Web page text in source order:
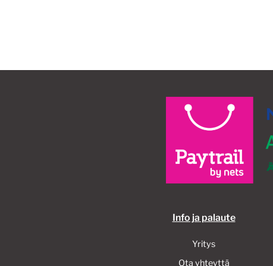
Info ja palaute
Yritys
Ota yhteyttä